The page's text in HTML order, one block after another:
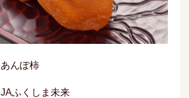
あんぽ柿
JAふくしま未来